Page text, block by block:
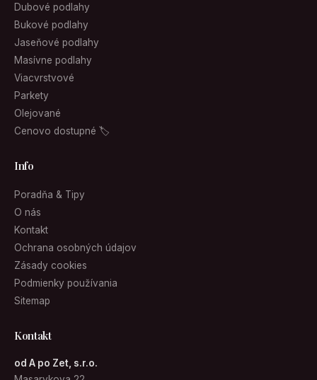
Dubové podlahy
Bukové podlahy
Jaseňové podlahy
Masívne podlahy
Viacvrstvové
Parkety
Olejované
Cenovo dostupné 🏷
Info
Poradňa & Tipy
O nás
Kontakt
Ochrana osobných údajov
Zásady cookies
Podmienky používania
Sitemap
Kontakt
od A po Zet, s.r.o.